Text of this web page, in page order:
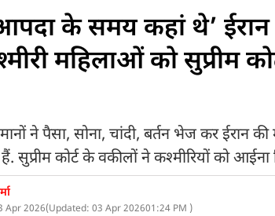
के समय कहां थे’
महिलाओं को सुप्रीम
ने पैसा, सोना, चांदी, बर्तन भेज कर ईरान
सुप्रीम कोर्ट के वकीलों ने कश्मीरियों को
Apr 2026(Updated: 03 Apr 202601:24 PM )